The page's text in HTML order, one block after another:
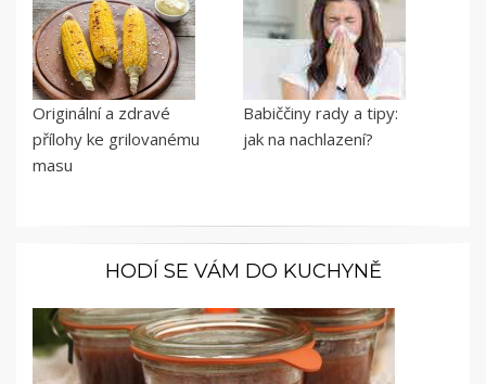
Originální a zdravé
přílohy ke grilovanému
masu
Babiččiny rady a tipy:
jak na nachlazení?
HODÍ SE VÁM DO KUCHYNĚ